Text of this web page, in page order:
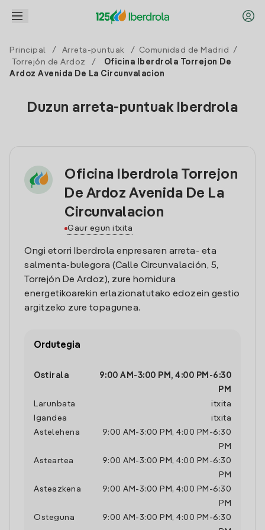
Principal / Arreta-puntuak / Comunidad de Madrid
/
Torrejón de Ardoz
/
Oficina Iberdrola Torrejon De
Ardoz Avenida De La Circunvalacion
Duzun arreta-puntuak Iberdrola
Oficina Iberdrola Torrejon
De Ardoz Avenida De La
Circunvalacion
Gaur egun itxita
Ongi etorri Iberdrola enpresaren arreta- eta
salmenta-bulegora (Calle Circunvalación, 5,
Torrejón De Ardoz), zure hornidura
energetikoarekin erlazionatutako edozein gestio
argitzeko zure topagunea.
Ordutegia
Ostirala 9:00 AM -3:00 PM , 4:00 PM -6:30
PM
Larunbata
itxita
Igandea
itxita
Astelehena
9:00 AM -3:00 PM , 4:00 PM -6:30
PM
Asteartea
9:00 AM -3:00 PM , 4:00 PM -6:30
PM
Asteazkena
9:00 AM -3:00 PM , 4:00 PM -6:30
PM
Osteguna
9:00 AM -3:00 PM , 4:00 PM -6:30